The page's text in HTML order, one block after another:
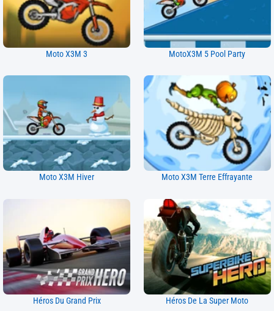
Moto X3M 3 MotoX3M 5 Pool Party
Moto X3M Hiver Moto X3M Terre Effrayante
Héros Du Grand Prix Héros De La Super Moto